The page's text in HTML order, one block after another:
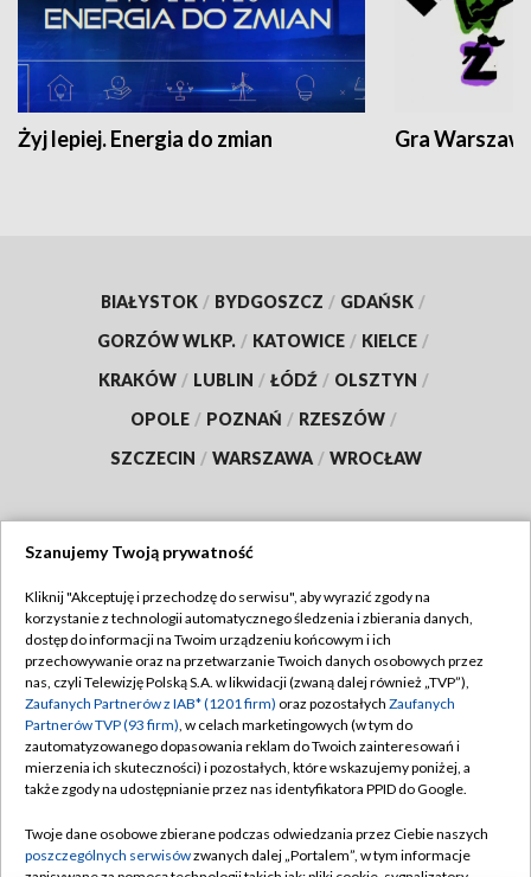
Żyj lepiej. Energia do zmian Gra
BIAŁYSTOK / BYDGOSZCZ / GDAŃSK /
GORZÓW WLKP. / KATOWICE / KIELCE /
KRAKÓW / LUBLIN / ŁÓDŹ / OLSZTYN /
OPOLE / POZNAŃ / RZESZÓW /
SZCZECIN / WARSZAWA / WROCŁAW
TVP
Abonament TVP
Emisja w TVP
Centrum informacji TVP
Naziemna Telewizja Cyfrowa
Rada Programowa
Regulamin TVP
Polityka prywatności
Moje zgody
Pomoc
Kontakt
Szanujemy Twoją prywatność
Kliknij "Akceptuję i przechodzę do serwisu", aby wyrazić zgody na
korzystanie z technologii automatycznego śledzenia i zbierania danych,
dostęp do informacji na Twoim urządzeniu końcowym i ich
przechowywanie oraz na przetwarzanie Twoich danych osobowych przez
nas, czyli Telewizję Polską S.A. w likwidacji (zwaną dalej również „TVP”),
Zaufanych Partnerów z IAB* (1201 firm) oraz pozostałych Zaufanych
Partnerów TVP (93 firm), w celach marketingowych (w tym do
zautomatyzowanego dopasowania reklam do Twoich zainteresowań i
mierzenia ich skuteczności) i pozostałych, które wskazujemy poniżej, a
także zgody na udostępnianie przez nas identyfikatora PPID do Google.
Twoje dane osobowe zbierane podczas odwiedzania przez Ciebie naszych
poszczególnych serwisówzwanych dalej „Portalem”, w tym informacje